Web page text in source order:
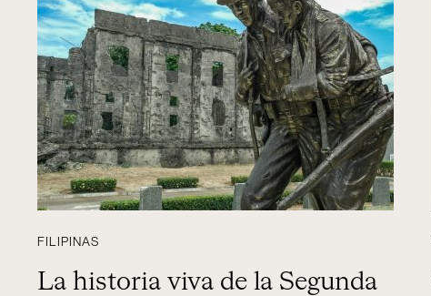
FILIPINAS
La historia viva de la Segunda